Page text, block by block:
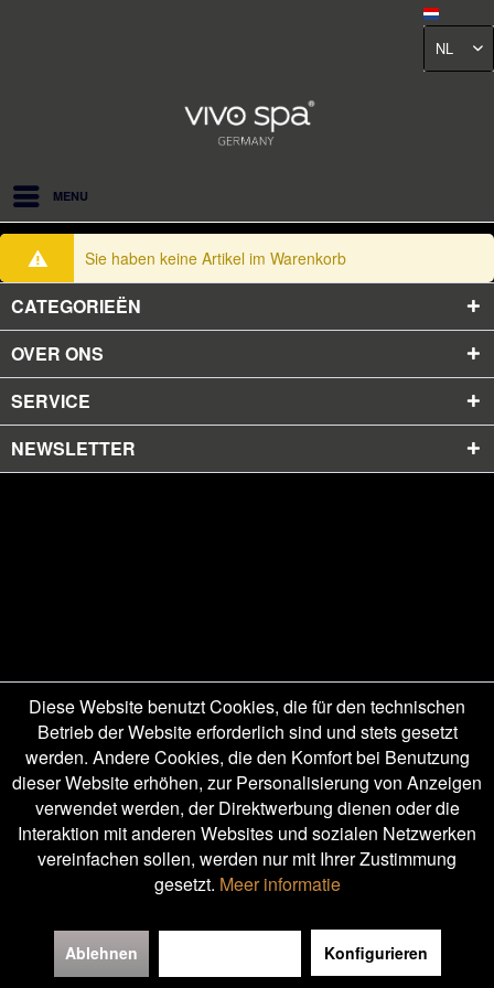
NL
MENU
Sie haben keine Artikel im Warenkorb
CATEGORIEËN
OVER ONS
SERVICE
NEWSLETTER
Diese Website benutzt Cookies, die für den technischen
Betrieb der Website erforderlich sind und stets gesetzt
werden. Andere Cookies, die den Komfort bei Benutzung
dieser Website erhöhen, zur Personalisierung von Anzeigen
verwendet werden, der Direktwerbung dienen oder die
Interaktion mit anderen Websites und sozialen Netzwerken
vereinfachen sollen, werden nur mit Ihrer Zustimmung
gesetzt. Meer informatie
Ablehnen Konfigurieren